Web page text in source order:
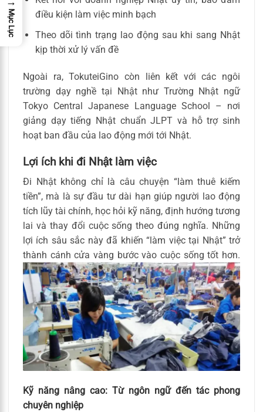
điều kiện làm việc minh bạch
Theo dõi tình trạng lao động sau khi sang Nhật
kịp thời xử lý vấn đề
Ngoài ra, TokuteiGino còn liên kết với các ngôi
trường dạy nghề tại Nhật như Trường Nhật ngữ
Tokyo Central Japanese Language School – nơi
giảng dạy tiếng Nhật chuẩn JLPT và hỗ trợ sinh
hoạt ban đầu của lao động mới tới Nhật.
Lợi ích khi đi Nhật làm việc
Đi Nhật không chỉ là câu chuyện “làm thuê kiếm
tiền”, mà là sự đầu tư dài hạn giúp người lao động
tích lũy tài chính, học hỏi kỹ năng, định hướng tương
lai và thay đổi cuộc sống theo đúng nghĩa. Những
lợi ích sâu sắc này đã khiến “làm việc tại Nhật” trở
thành cánh cửa vàng bước vào cuộc sống tốt hơn.
Kỹ năng nâng cao: Từ ngôn ngữ đến tác phong
chuyên nghiệp
Mục Lục